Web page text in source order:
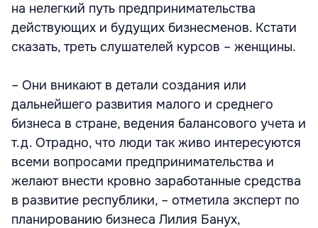
на нелегкий путь предпринимательства
действующих и будущих бизнесменов. Кстати
сказать, треть слушателей курсов – женщины.
– Они вникают в детали создания или
дальнейшего развития малого и среднего
бизнеса в стране, ведения балансового учета и
т.д. Отрадно, что люди так живо интересуются
всеми вопросами предпринимательства и
желают внести кровно заработанные средства
в развитие республики, – отметила эксперт по
планированию бизнеса Лилия Банух,